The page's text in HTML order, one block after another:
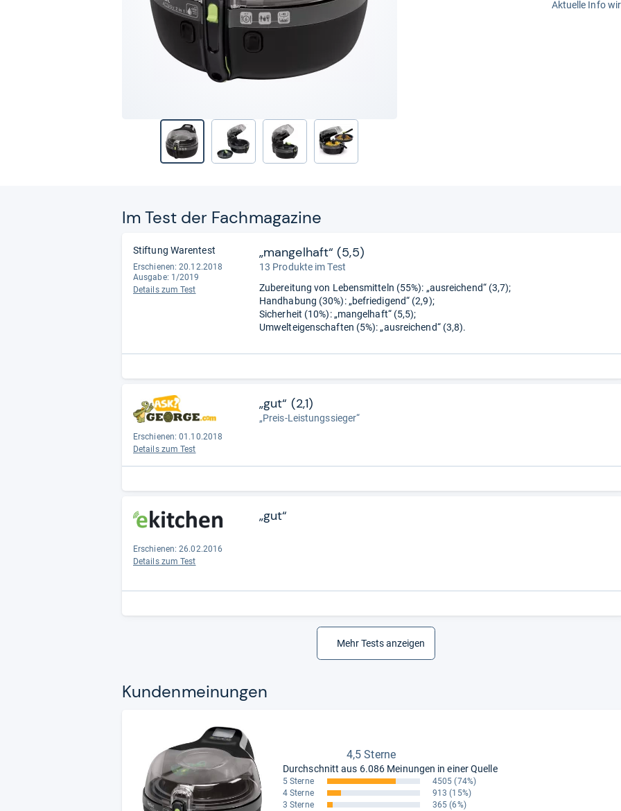
Aktuelle Info
Im Test der Fach­ma­ga­zine
Stiftung Warentest
Erschienen: 20.12.2018
Ausgabe: 1/2019
Details zum Test
„mangelhaft“ (5,5)
13 Produkte im Test
Zubereitung von Lebensmitteln (55%): „ausreichend“ (3,7);
Handhabung (30%): „befriedigend“ (2,9);
Sicherheit (10%): „mangelhaft“ (5,5);
Umwelteigenschaften (5%): „ausreichend“ (3,8).
Erschienen: 01.10.2018
Details zum Test
„gut“ (2,1)
„Preis-Leistungssieger“
Erschienen: 26.02.2016
Details zum Test
„gut“
Mehr Tests anzeigen
Kun­den­mei­nun­gen
4,5 Sterne
Durchschnitt aus 6.086 Meinungen in einer Quelle
5 Sterne 4505 (74%)
4 Sterne
913 (15%)
3 Sterne
365 (6%)